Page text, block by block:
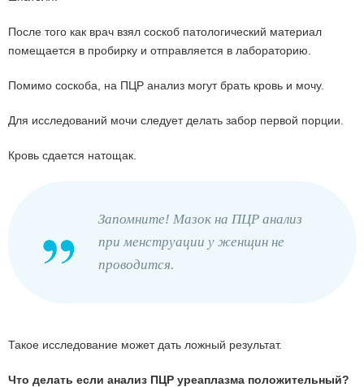
После того как врач взял соскоб патологический материал
помещается в пробирку и отправляется в лабораторию.
Помимо соскоба, на ПЦР анализ могут брать кровь и мочу.
Для исследований мочи следует делать забор первой порции.
Кровь сдается натощак.
Запомните! Мазок на ПЦР анализ
при менструации у женщин не
проводится.
Такое исследование может дать ложный результат.
Что делать если анализ ПЦР уреаплазма положительный?